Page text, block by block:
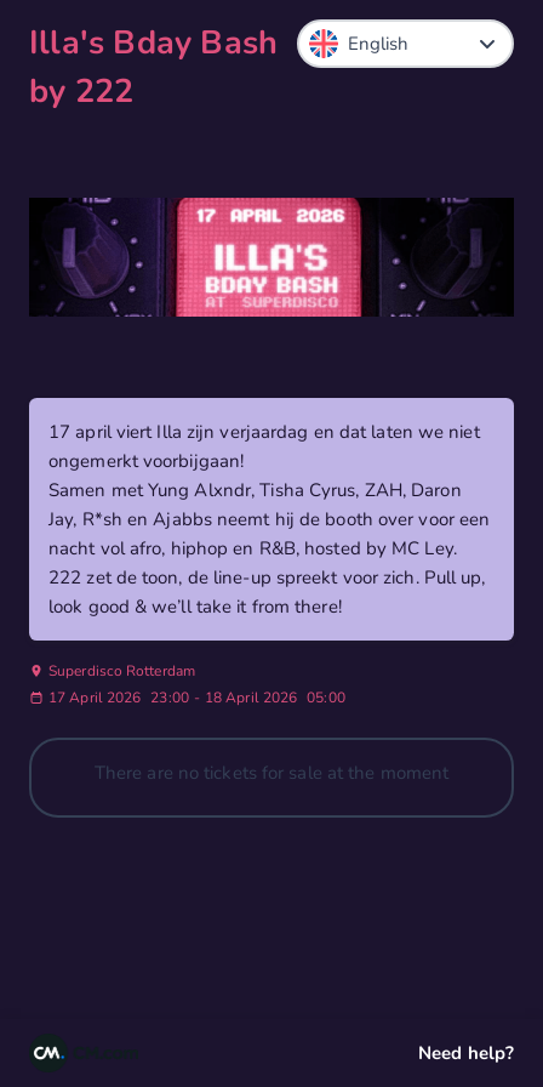
Illa's Bday Bash
by 222
17 april viert Illa zijn verjaardag en dat laten we niet
ongemerkt voorbijgaan!
Samen met Yung Alxndr, Tisha Cyrus, ZAH, Daron
Jay, R*sh en Ajabbs neemt hij de booth over voor een
nacht vol afro, hiphop en R&B, hosted by MC Ley.
222 zet de toon, de line-up spreekt voor zich. Pull up,
look good & we’ll take it from there!
Superdisco Rotterdam
17 April 2026 23:00 - 18 April 2026 05:00
There are no tickets for sale at the moment
Need help?